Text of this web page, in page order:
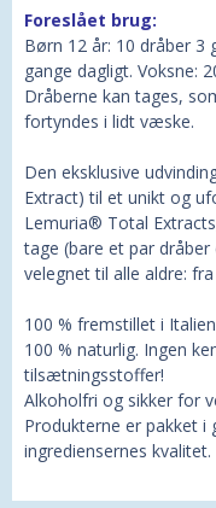
Foreslået brug:
Børn 12 år: 10 dråber 3
gange dagligt. Voksne:
Dråberne kan tages,
fortyndes i lidt væske.
Den eksklusive
Extract) til et unikt og
Lemuria® Total
tage (bare et par
velegnet til alle aldre:
100 % fremstillet i
100 % naturlig. Ingen
tilsætningsstoffer!
Alkoholfri og sikker for
Produkterne er pakket i
ingrediensernes kvalitet.